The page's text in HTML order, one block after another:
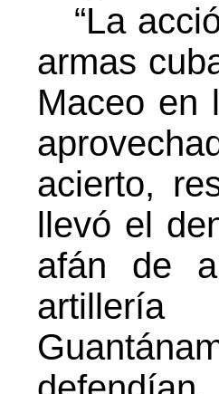
“La
armas
Maceo en
acierto,
llevó el
afán de